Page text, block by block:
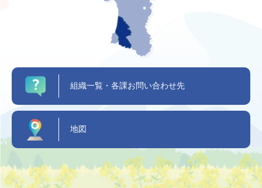
組織一覧・各課お問い合わせ先
地図